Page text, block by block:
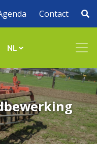
Contact
NL